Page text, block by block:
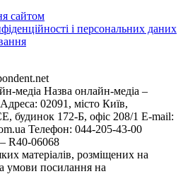
сайтом
і персональних даних
медіа Назва онлайн-медіа –
02091, місто Київ,
172-Б, офіс 208/1 E-mail:
Телефон: 044-205-43-00
– R40-06068
матеріалів, розміщених на
умови посилання на